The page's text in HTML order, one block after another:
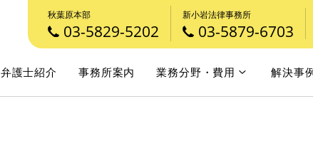
秋葉原本部
03-5829-5202
新小岩法律事務所
03-5879-6703
弁護士紹介 事務所案内 業務分野・費用 解決事